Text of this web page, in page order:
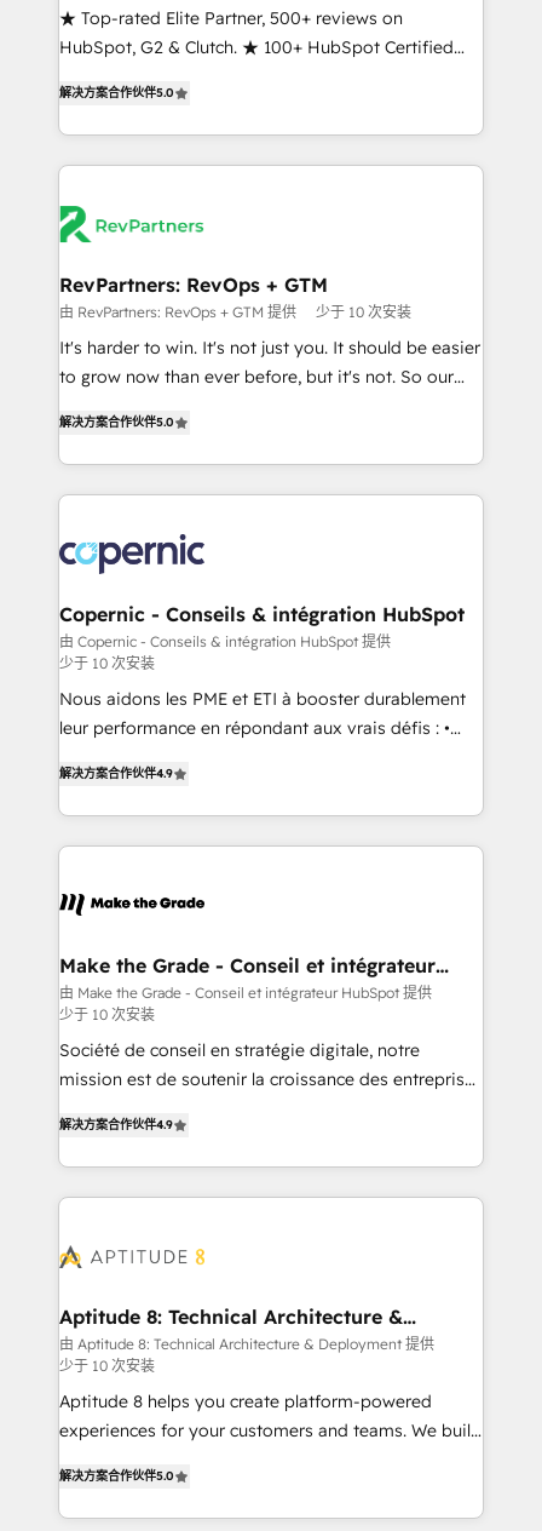
ensure long-term adoption with change-
management programs, and align marketing, sales,
HubSpot accreditations and experience across
hundreds of organizations in dozens of industries,
there’s a good chance one of our globally integrated
explore whether S2 is the partner you’ve been
looking for...and get your next big initiative moving!
★ Top-rated Elite Partner, 500+ reviews on
HubSpot, G2 & Clutch. ★ 100+ HubSpot Certified
implementations across five continents ★ AI-First,
RevOps-led, Onboarding obsessed ★ Company of
the Year 2024/25 INSIDEA helps growing companies
your team, migrate your data, and build AI-powered
your time zone. What we do ➤ Onboarding: Live in
weeks, with workflows built around your business,
not a template. ➤ Migration: Move from any legacy
CRM. Zero downtime, full data integrity. ➤
revenue process. Sales, marketing, and service wired
together. ➤ AI and Integrations: Layer Breeze AI,
rollouts, adoption coaching. Buying HubSpot,
switching to it, or reviving a stale portal? We are
解决方案合作伙伴5.0
RevPartners: RevOps + GTM
由 RevPartners: RevOps + GTM 提供 少于 10 次安装
It's harder to win. It's not just you. It should be easier
to grow now than ever before, but it's not. So our
revenue number. We do that by bridging the gap
where agencies fail: combining GTM strategy with
technical execution to solve the right problem at the
implement your CRM. We engineer revenue
outcomes for the GTM owner on HubSpot. We Build
Different Because We're Built Different: - Secure:
Soc2 compliant 🛡️ - Onboarding: Implementations
starting from $1,5k - Clay: Elite Studio Solutions
Partner 🤝 - Global: 75+ RPers across five continents
🌐 - Scale: Largest organically grown & fastest tiering
implementations than any other Partner 💻 -
Salesforce: We convert SFDC addicts to HubSpot
evangelists 🧡 Don't pick a marketing or technical
yours. Start winning.
解决方案合作伙伴5.0
Copernic - Conseils & intégration HubSpot
由 Copernic - Conseils & intégration HubSpot 提供
少于 10 次安装
Nous aidons les PME et ETI à booster durablement
leur performance en répondant aux vrais défis : •
téléphonie, etc.) • Alignement des équipes grâce à un
outil et des données partagées • Amélioration de la
collecte et de l’analyse des données pour des
de la productivité des équipes Notre équipe de 30
avec un engagement total, alignant processus
métiers et technologie, et guidant vos équipes à
travers le changement, tout en centrant vos objectifs
d’entreprise. Grâce à une méthodologie éprouvée
auprès de plus de 400 clients, nous comprenons
HubSpot dans votre organisation. Pour toute
question technique ou besoin de structuration de
votre projet HubSpot, contactez notre équipe pour
解决方案合作伙伴4.9
Make the Grade - Conseil et intégrateur
HubSpot
由 Make the Grade - Conseil et intégrateur HubSpot 提供
少于 10 次安装
Société de conseil en stratégie digitale, notre
mission est de soutenir la croissance des entreprises
l'intégration CRM et le développement des revenus
auprès de vos comptes existants. En France et à
l'international, nous travaillons avec des ETI
delà d’une simple transformation digitale et des
➤ L’intégration de CRM et de méthodologie RevOps
pour aligner les équipes marketing, commerciales et
support client (data migration, synchronisation API,
audit et maintenance) ➤ La création de sites internet
de conversion qui transforment les visiteurs en
stratégies d'acquisition marketing (SEO, SEA,
inbound, automatisation marketing, ABM, IA,
解决方案合作伙伴4.9
Aptitude 8: Technical Architecture &
Deployment
由 Aptitude 8: Technical Architecture & Deployment 提供
少于 10 次安装
Aptitude 8 helps you create platform-powered
experiences for your customers and teams. We build
across your entire tech stack. Aptitude 8 is trusted
by top brands such as Lenovo, Bluetooth,
解决方案合作伙伴5.0